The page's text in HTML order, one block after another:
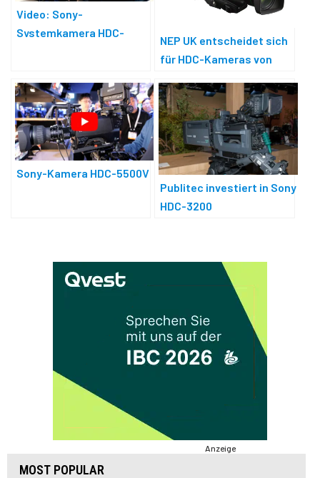
Video: Sony-
Systemkamera HDC-
NEP UK entscheidet sich
für HDC-Kameras von
Sony-Kamera HDC-5500V
Publitec investiert in Sony
HDC-3200
Anzeige
MOST POPULAR